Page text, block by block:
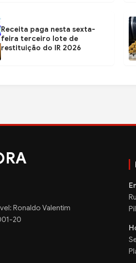
Receita paga nesta sexta-
feira terceiro lote de
restituição do IR 2026
RA
Ronaldo Valentim
20